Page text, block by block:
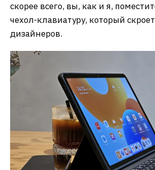
скорее всего, вы, как и я,
чехол-клавиатуру, который
дизайнеров.